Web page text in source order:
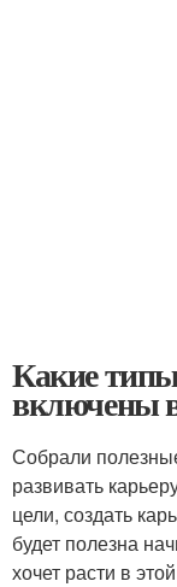
Какие
включены
Собрали
развивать
цели, создать
будет полезна
хочет расти в